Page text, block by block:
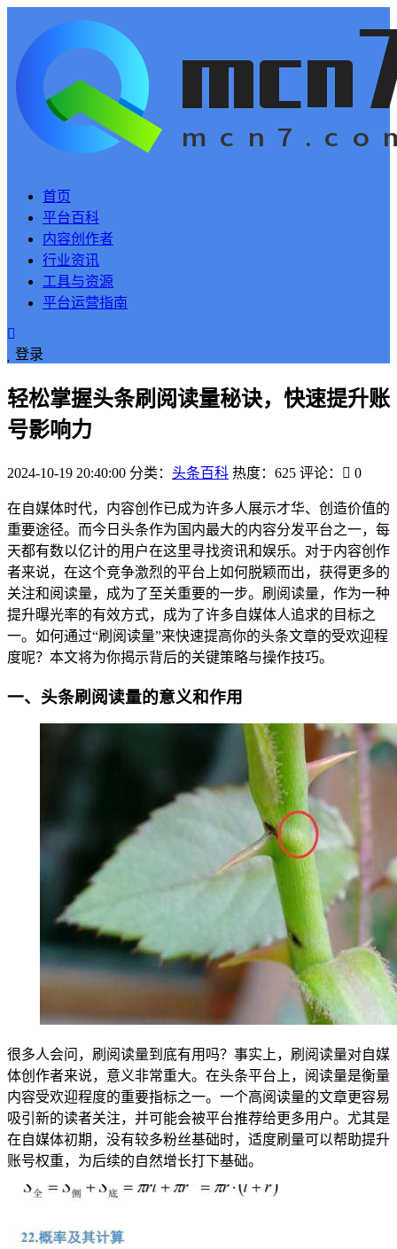
首页
平台百科
内容创作者
行业资讯
工具与资源
平台运营指南
登录
轻松掌握头条刷阅读量秘诀，快速提升账
号影响力
2024-10-19 20:40:00 分类： 头条百科 热度：625 评论： 0
在自媒体时代，内容创作已成为许多人展示才华、创造价值的
重要途径。而今日头条作为国内最大的内容分发平台之一，每
天都有数以亿计的用户在这里寻找资讯和娱乐。对于内容创作
者来说，在这个竞争激烈的平台上如何脱颖而出，获得更多的
关注和阅读量，成为了至关重要的一步。刷阅读量，作为一种
提升曝光率的有效方式，成为了许多自媒体人追求的目标之
一。如何通过“刷阅读量”来快速提高你的头条文章的受欢迎程
度呢？本文将为你揭示背后的关键策略与操作技巧。
一、头条刷阅读量的意义和作用
很多人会问，刷阅读量到底有用吗？事实上，刷阅读量对自媒
体创作者来说，意义非常重大。在头条平台上，阅读量是衡量
内容受欢迎程度的重要指标之一。一个高阅读量的文章更容易
吸引新的读者关注，并可能会被平台推荐给更多用户。尤其是
在自媒体初期，没有较多粉丝基础时，适度刷量可以帮助提升
账号权重，为后续的自然增长打下基础。